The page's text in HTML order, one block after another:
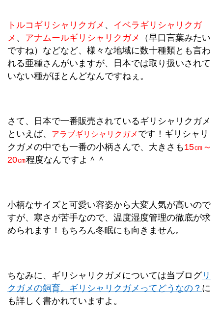
トルコギリシャリクガメ 、 イベラギリシャリクガ
メ 、 アナムールギリシャリクガメ
（早口言葉みたい
ですね）などなど、様々な地域に数十種類とも言わ
れる亜種さんがいますが、日本では取り扱いされて
いない種がほとんどなんですねぇ。
さて、日本で一番販売されているギリシャリクガメ
といえば、
アラブギリシャリクガメ です！ギリシャリ
クガメの中でも一番の小柄さんで、大きさも15㎝～
20㎝程度なんですよ＾＾
小柄なサイズと可愛い容姿から大変人気が高いので
すが、寒さが苦手なので、温度湿度管理の徹底が求
められます！もちろん冬眠にも向きません。
ちなみに、ギリシャリクガメについては当ブログリ
クガメの飼育。ギリシャリクガメってどうなの？ に
も詳しく書かれていますよ。